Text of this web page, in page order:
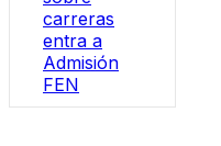
carreras
entra a
Admisión
FEN